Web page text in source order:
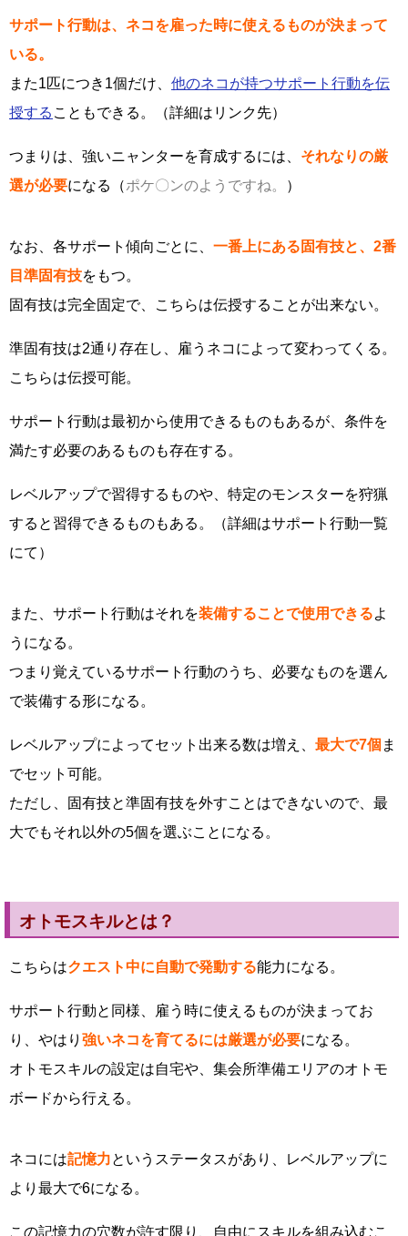
サポート行動は、ネコを雇った時に使えるものが決まって
いる。
また1匹につき1個だけ、 他のネコが持つサポート行動を伝
授する こともできる。（詳細はリンク先）
つまりは、強いニャンターを育成するには、 それなりの厳
選が必要になる（ポケ〇ンのようですね。 ）
なお、各サポート傾向ごとに、 一番上にある固有技と、2番
目準固有技をもつ。
固有技は完全固定で、こちらは伝授することが出来ない。
準固有技は2通り存在し、雇うネコによって変わってくる。
こちらは伝授可能。
サポート行動は最初から使用できるものもあるが、条件を
満たす必要のあるものも存在する。
レベルアップで習得するものや、特定のモンスターを狩猟
すると習得できるものもある。（詳細はサポート行動一覧
にて）
また、サポート行動はそれを装備することで使用できるよ
うになる。
つまり覚えているサポート行動のうち、必要なものを選ん
で装備する形になる。
レベルアップによってセット出来る数は増え、 最大で7個 ま
でセット可能。
ただし、固有技と準固有技を外すことはできないので、最
大でもそれ以外の5個を選ぶことになる。
オトモスキルとは？
こちらはクエスト中に自動で発動する能力になる。
サポート行動と同様、雇う時に使えるものが決まってお
り、やはり 強いネコを育てるには厳選が必要になる。
オトモスキルの設定は自宅や、集会所準備エリアのオトモ
ボードから行える。
ネコには記憶力というステータスがあり、レベルアップに
より最大で6になる。
この記憶力の穴数が許す限り、自由にスキルを組み込むこ